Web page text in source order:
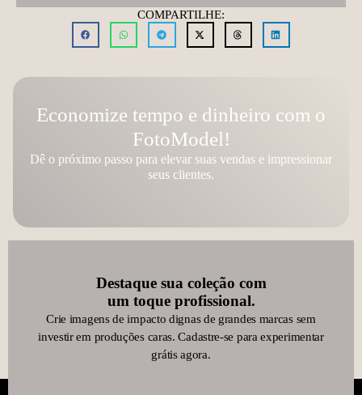
COMPARTILHE:
Economize tempo e dinheiro com o
FotoModel!
Dê o próximo passo para elevar suas vendas e impressionar
seus clientes.
Destaque sua coleção com
um toque profissional.
Crie imagens de impacto dignas de grandes marcas sem
investir em produções caras. Cadastre-se para experimentar
grátis agora.